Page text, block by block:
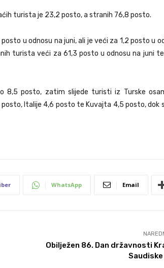
turista je 23,2 posto, a stranih 76,8 posto.
u odnosu na juni, ali je veći za 1,2 posto u
turista veći za 61,3 posto u odnosu na juni
8,5 posto, zatim slijede turisti iz Turske
Italije 4,6 posto te Kuvajta 4,5 posto, dok
WhatsApp Email
Obilježen 86. Dan državnosti